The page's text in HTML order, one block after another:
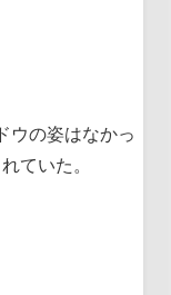
ウの姿はなかっ
ていた。